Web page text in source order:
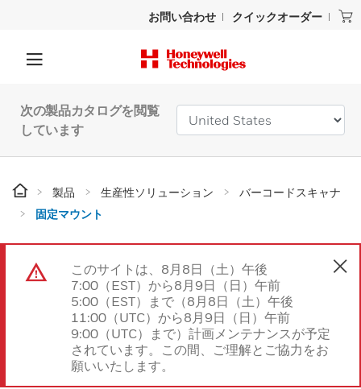
お問い合わせ クイックオーダー
次の製品カタログを閲覧
しています
製品 生産性ソリューション
バーコードスキャナ
固定マウント
このサイトは、8月8日（土）午後
7:00（EST）から8月9日（日）午前
5:00（EST）まで（8月8日（土）午後
11:00（UTC）から8月9日（日）午前
9:00（UTC）まで）計画メンテナンスが予定
されています。この間、ご理解とご協力をお
願いいたします。